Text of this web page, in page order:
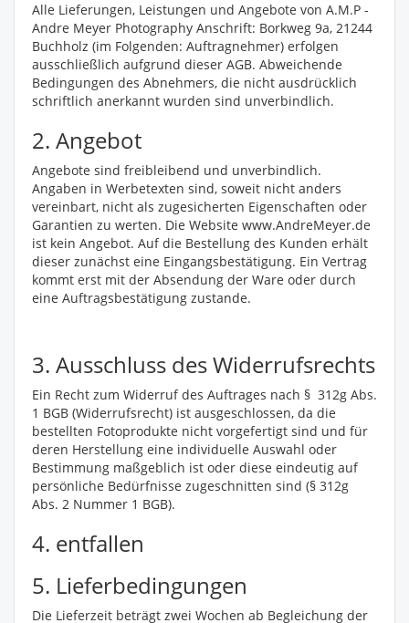
Alle Lieferungen, Leistungen und Angebote von A.M.P -
Andre Meyer Photography Anschrift: Borkweg 9a, 21244
Buchholz (im Folgenden: Auftragnehmer) erfolgen
ausschließlich aufgrund dieser AGB. Abweichende
Bedingungen des Abnehmers, die nicht ausdrücklich
schriftlich anerkannt wurden sind unverbindlich.
2. Angebot
Angebote sind freibleibend und unverbindlich.
Angaben in Werbetexten sind, soweit nicht anders
vereinbart, nicht als zugesicherten Eigenschaften oder
Garantien zu werten. Die Website www.AndreMeyer.de
ist kein Angebot. Auf die Bestellung des Kunden erhält
dieser zunächst eine Eingangsbestätigung. Ein Vertrag
kommt erst mit der Absendung der Ware oder durch
eine Auftragsbestätigung zustande.
3. Ausschluss des Widerrufsrechts
Ein Recht zum Widerruf des Auftrages nach § 312g Abs.
1 BGB (Widerrufsrecht) ist ausgeschlossen, da die
bestellten Fotoprodukte nicht vorgefertigt sind und für
deren Herstellung eine individuelle Auswahl oder
Bestimmung maßgeblich ist oder diese eindeutig auf
persönliche Bedürfnisse zugeschnitten sind (§ 312g
Abs. 2 Nummer 1 BGB).
4. entfallen
5. Lieferbedingungen
Die Lieferzeit beträgt zwei Wochen ab Begleichung der